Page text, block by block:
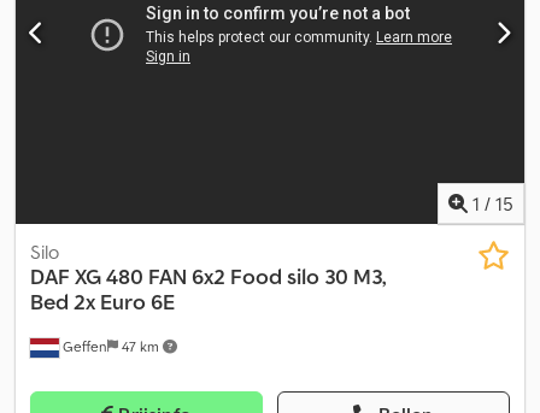
1 / 15
Geffen 47 km
Silo
DAF XG 480 FAN 6x2 Food silo 30 M3,
Bed 2x Euro 6E